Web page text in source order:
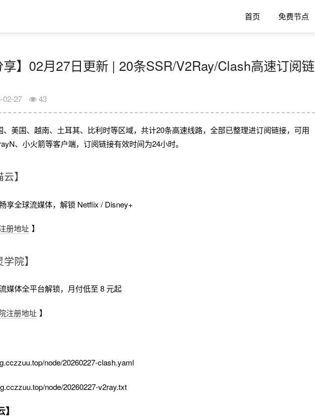
首页 免费节点
享】02月27日更新 | 20条SSR/V2Ray/Clash高速订阅链
02-27 43
美国、越南、土耳其、比利时等区域，共计20条高速线路，全部已整理进订阅链接，可用
、小火箭等客户端，订阅链接有效时间为24小时。
】
享全球流媒体，解锁 Netflix / Disney+
册地址 】
院】
媒体全平台解锁，月付低至 8 元起
注册地址 】
node/20260227-clash.yaml
node/20260227-v2ray.txt